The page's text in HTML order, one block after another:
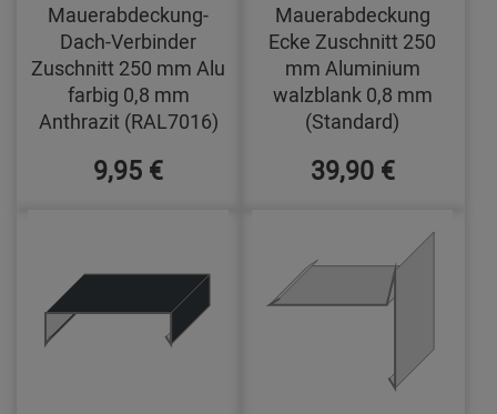
Mauerabdeckung-
Dach-Verbinder
Zuschnitt 250 mm Alu
farbig 0,8 mm
Anthrazit (RAL7016)
9,95 €
Mauerabdeckung
Ecke Zuschnitt 250
mm Aluminium
walzblank 0,8 mm
(Standard)
39,90 €